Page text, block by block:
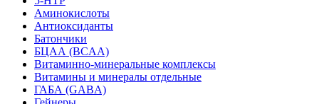
Аминокислоты
Антиоксиданты
Батончики
БЦАА (BCAA)
Витаминно-минеральные комплексы
Витамины и минералы отдельные
ГАБА (GABA)